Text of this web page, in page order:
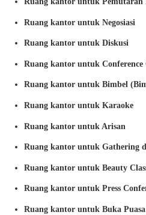
Ruang kantor untuk Negosiasi
Ruang kantor untuk Diskusi
Ruang kantor untuk Conference
Ruang kantor untuk Bimbel
Ruang kantor untuk Karaoke
Ruang kantor untuk Arisan
Ruang kantor untuk Gathering
Ruang kantor untuk Beauty
Ruang kantor untuk Press
Ruang kantor untuk Buka Puasa